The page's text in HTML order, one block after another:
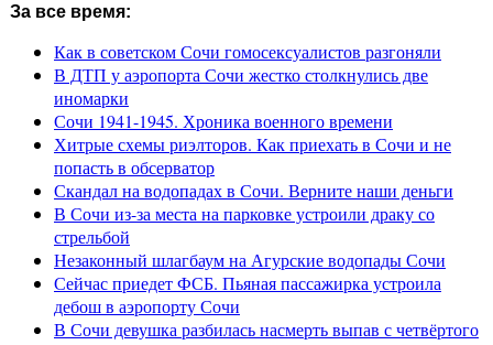
За все время:
Как в советском Сочи гомосексуалистов разгоняли
В ДТП у аэропорта Сочи жестко столкнулись две
иномарки
Сочи 1941-1945. Хроника военного времени
Хитрые схемы риэлторов. Как приехать в Сочи и не
попасть в обсерватор
Скандал на водопадах в Сочи. Верните наши деньги
В Сочи из-за места на парковке устроили драку со
стрельбой
Незаконный шлагбаум на Агурские водопады Сочи
Сейчас приедет ФСБ. Пьяная пассажирка устроила
дебош в аэропорту Сочи
В Сочи девушка разбилась насмерть выпав с четвёртого